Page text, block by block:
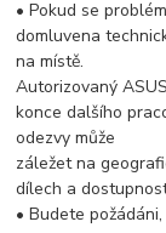
• Pokud se
domluvena
na místě.
Autorizovaný
konce dalšího
odezvy může
záležet na
dílech a
• Budete